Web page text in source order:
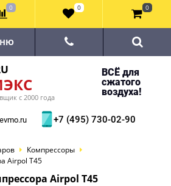
с 2000 года
ВСЁ для
сжатого
воздуха!
+7 (495) 730-02-90
Компрессоры
Airpol T45
Airpol T45
0 0 0